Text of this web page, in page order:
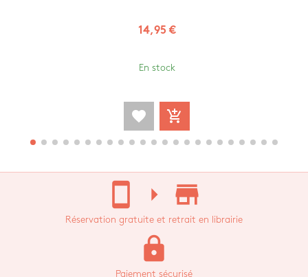
14,95 €
En stock
favorite add_shopping_cart
stay_current_portrait arrow_right store_mall_directory
Réservation gratuite et retrait en librairie
lock
Paiement sécurisé